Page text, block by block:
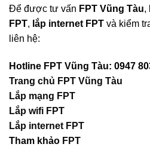
Để được tư vấn FPT Vũng Tàu,
FPT, lắp internet FPT và kiểm
liên hệ:
Hotline FPT Vũng Tàu: 0947
Trang chủ FPT Vũng Tàu
Lắp mạng FPT
Lắp wifi FPT
Lắp internet FPT
Tham khảo FPT